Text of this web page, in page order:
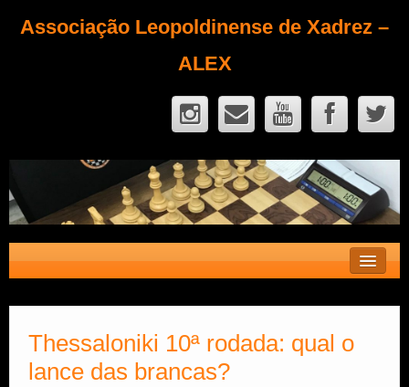
Associação Leopoldinense de Xadrez –
ALEX
Fique Sócio
Quem Somos?
Thessaloniki 10ª rodada: qual o
lance das brancas?